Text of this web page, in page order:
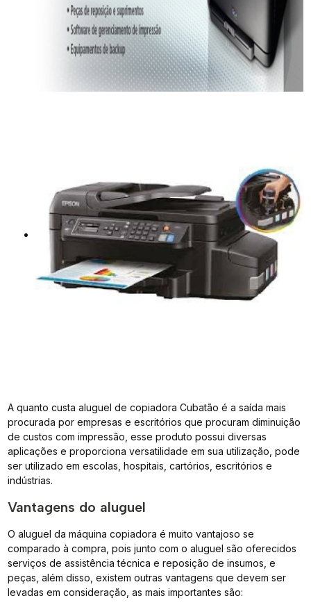
A quanto custa aluguel de copiadora Cubatão é a saída mais
procurada por empresas e escritórios que procuram diminuição
de custos com impressão, esse produto possui diversas
aplicações e proporciona versatilidade em sua utilização, pode
ser utilizado em escolas, hospitais, cartórios, escritórios e
indústrias.
Vantagens do aluguel
O aluguel da máquina copiadora é muito vantajoso se
comparado à compra, pois junto com o aluguel são oferecidos
serviços de assistência técnica e reposição de insumos, e
peças, além disso, existem outras vantagens que devem ser
levadas em consideração, as mais importantes são: